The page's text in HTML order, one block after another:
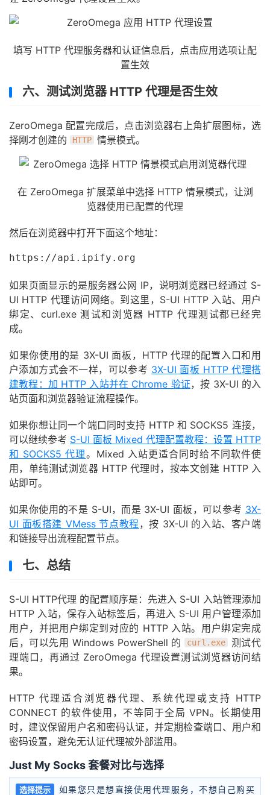
填写 HTTP 代理服务器和认证信息后，点击应用选项让配
置生效
六、测试浏览器 HTTP 代理是否生效
ZeroOmega 配置完成后，点击浏览器右上角扩展图标，选
择刚才创建的
HTTP 情景模式。
在 ZeroOmega 扩展菜单中选择 HTTP 情景模式，让浏
览器使用已配置的代理
然后在浏览器中打开下面这个地址：
https://api.ipify.org
如果页面显示的是服务器公网 IP，说明浏览器已经通过 S-
UI HTTP 代理访问网络。到这里，S-UI HTTP 入站、用户
绑定、curl.exe 测试和浏览器 HTTP 代理测试都已经完
成。
如果你使用的是 3X-UI 面板，HTTP 代理的配置入口和用
户添加方式会不一样，可以参考 3X-UI 面板 HTTP 代理搭
建教程：加 HTTP 入站并在 Chrome 验证，按 3X-UI 的入
站页面和浏览器验证流程操作。
如果你想让同一个端口同时支持 HTTP 和 SOCKS5 连接，
可以继续参考 S-UI 面板 Mixed 代理配置教程：设置 HTTP
和 SOCKS5 代理。Mixed 入站更适合同时给不同软件使
用，单纯测试浏览器 HTTP 代理时，按本文创建 HTTP 入
站即可。
如果你使用的不是 S-UI，而是 3X-UI 面板，可以参考 3X-
UI 面板搭建 VMess 节点教程 ，按 3X-UI 的入站、客户端
和链接导出流程配置节点。
七、总结
S-UI HTTP代理 的配置顺序是：先进入 S-UI 入站管理添加
HTTP 入站，保存入站标签后，再进入 S-UI 用户管理添加
用户，并把用户绑定到对应的 HTTP 入站。用户绑定完成
后，可以先用 Windows PowerShell 的
curl.exe
测试代
理端口，再通过 ZeroOmega 代理设置测试浏览器访问结
果。
HTTP 代理适合浏览器代理、系统代理或支持 HTTP
CONNECT 的软件使用，不等同于全局 VPN。长期使用
时，建议保留用户名和密码认证，并定期检查端口、用户和
密码设置，避免无认证代理被外部滥用。
Just My Socks 套餐对比与选择
选择提示
如果您只是想直接使用代理服务，不想自己购买